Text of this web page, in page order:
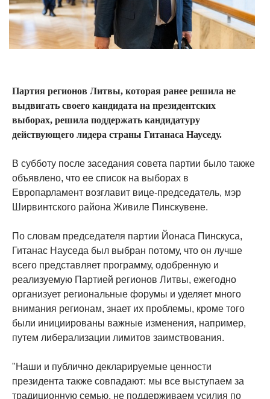
Партия регионов Литвы, которая ранее решила не
выдвигать своего кандидата на президентских
выборах, решила поддержать кандидатуру
действующего лидера страны Гитанаса Науседу.
В субботу после заседания совета партии было также
объявлено, что ее список на выборах в
Европарламент возглавит вице-председатель, мэр
Ширвинтского района Живиле Пинскувене.
По словам председателя партии Йонаса Пинскуса,
Гитанас Науседа был выбран потому, что он лучше
всего представляет программу, одобренную и
реализуемую Партией регионов Литвы, ежегодно
организует региональные форумы и уделяет много
внимания регионам, знает их проблемы, кроме того
были инициированы важные изменения, например,
путем либерализации лимитов заимствования.
"Наши и публично декларируемые ценности
президента также совпадают: мы все выступаем за
традиционную семью, не поддерживаем усилия по